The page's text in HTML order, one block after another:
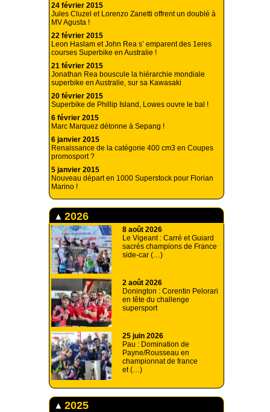
24 février 2015
Jules Cluzel et Lorenzo Zanetti offrent un doublé à
MV Agusta !
22 février 2015
Leon Haslam et John Rea s’ emparent des 1eres
courses Superbike en Australie !
21 février 2015
Jonathan Rea bouscule la hiérarchie mondiale
superbike en Australie, sur sa Kawasaki
20 février 2015
Superbike de Phillip Island, Lowes ouvre le bal !
6 février 2015
Marc Marquez détonne à Sepang !
6 janvier 2015
Renaissance de la catégorie 400 cm3 en Coupes
promosport ?
5 janvier 2015
Nouveau départ en 1000 Superstock pour Florian
Marino !
2026
8 août 2026
Le Vigeant : Carré et Guiard
sacrés champions de France
side-car (…)
2 août 2026
Donington : Corentin Pelorari
en tête du challenge
supersport
25 juin 2026
Pau : Domination de
Payne/Rousseau en
championnat de france
et (…)
2025